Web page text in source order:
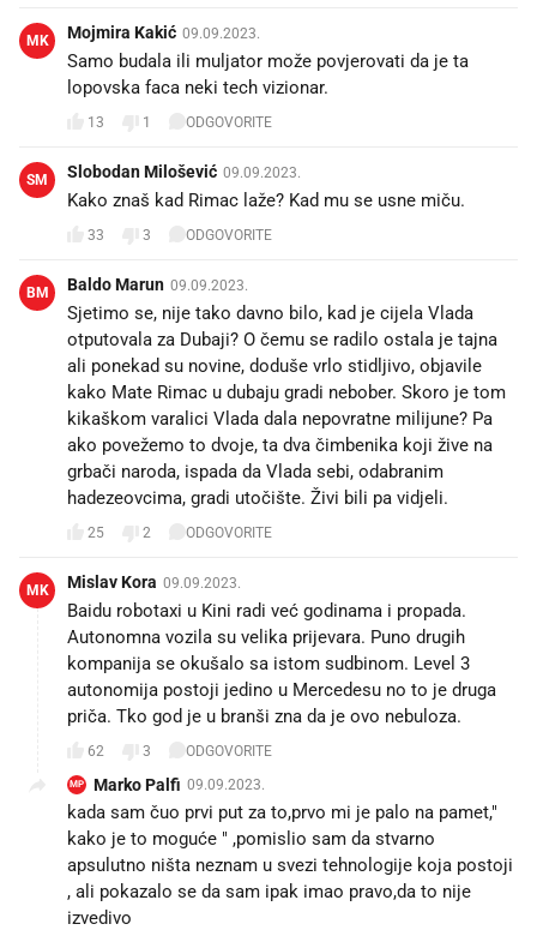
MK Mojmira Kakić 09.09.2023.
Samo budala ili muljator može povjerovati da je ta
lopovska faca neki tech vizionar.
13 1 ODGOVORITE
SM Slobodan Milošević 09.09.2023.
Kako znaš kad Rimac laže? Kad mu se usne miču.
33 3 ODGOVORITE
BM Baldo Marun 09.09.2023.
Sjetimo se, nije tako davno bilo, kad je cijela Vlada
otputovala za Dubaji? O čemu se radilo ostala je tajna
ali ponekad su novine, doduše vrlo stidljivo, objavile
kako Mate Rimac u dubaju gradi nebober. Skoro je tom
kikaškom varalici Vlada dala nepovratne milijune? Pa
ako povežemo to dvoje, ta dva čimbenika koji žive na
grbači naroda, ispada da Vlada sebi, odabranim
hadezeovcima, gradi utočište. Živi bili pa vidjeli.
25 2 ODGOVORITE
MK Mislav Kora 09.09.2023.
Baidu robotaxi u Kini radi već godinama i propada.
Autonomna vozila su velika prijevara. Puno drugih
kompanija se okušalo sa istom sudbinom. Level 3
autonomija postoji jedino u Mercedesu no to je druga
priča. Tko god je u branši zna da je ovo nebuloza.
62 3 ODGOVORITE
MP Marko Palfi 09.09.2023.
kada sam čuo prvi put za to,prvo mi je palo na pamet,"
kako je to moguće " ,pomislio sam da stvarno
apsulutno ništa neznam u svezi tehnologije koja postoji
, ali pokazalo se da sam ipak imao pravo,da to nije
izvedivo